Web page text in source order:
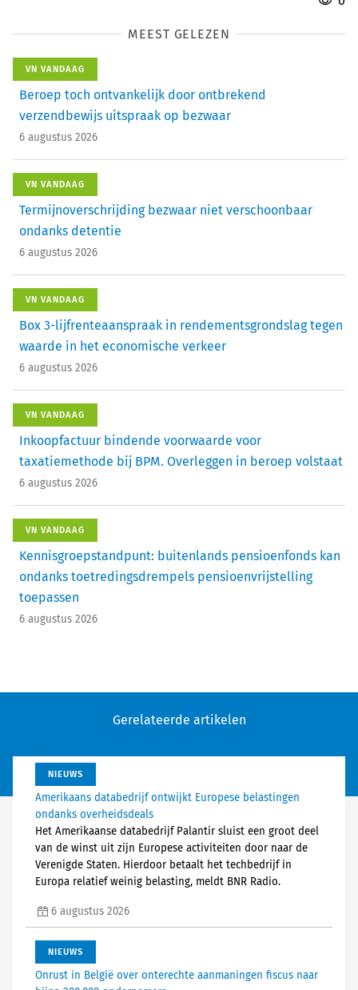
MEEST GELEZEN
VN VANDAAG
Beroep toch ontvankelijk door ontbrekend
verzendbewijs uitspraak op bezwaar
6 augustus 2026
VN VANDAAG
Termijnoverschrijding bezwaar niet verschoonbaar
ondanks detentie
6 augustus 2026
VN VANDAAG
Box 3-lijfrenteaanspraak in rendementsgrondslag tegen
waarde in het economische verkeer
6 augustus 2026
VN VANDAAG
Inkoopfactuur bindende voorwaarde voor
taxatiemethode bij BPM. Overleggen in beroep volstaat
6 augustus 2026
VN VANDAAG
Kennisgroepstandpunt: buitenlands pensioenfonds kan
ondanks toetredingsdrempels pensioenvrijstelling
toepassen
6 augustus 2026
Gerelateerde artikelen
NIEUWS
Amerikaans databedrijf ontwijkt Europese belastingen
ondanks overheidsdeals
Het Amerikaanse databedrijf Palantir sluist een groot deel
van de winst uit zijn Europese activiteiten door naar de
Verenigde Staten. Hierdoor betaalt het techbedrijf in
Europa relatief weinig belasting, meldt BNR Radio.
6 augustus 2026
NIEUWS
Onrust in België over onterechte aanmaningen fiscus naar